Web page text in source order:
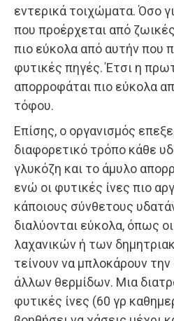
εντερικά τοιχώματα. Όσο
που προέρχεται από
πιο εύκολα από αυτήν που
φυτικές πηγές. Έτσι η
απορροφάται πιο εύκολα
τόφου.
Επίσης, ο οργανισμός
διαφορετικό τρόπο κάθε
γλυκόζη και το άμυλο
ενώ οι φυτικές ίνες πιο
κάποιους σύνθετους
διαλύονται εύκολα, όπως
λαχανικών ή των
τείνουν να μπλοκάρουν
άλλων θερμίδων. Μια
φυτικές ίνες (60 γρ